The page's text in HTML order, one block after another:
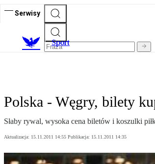
Serwisy
Sport
Polska - Węgry, bilety
Słaby rywal, wysoka cena biletów i koszulki
Aktualizacja: 15.11.2011 14:55 Publikacja: 15.11.2011 14:35